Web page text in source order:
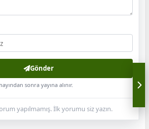
Gönder
sonra yayına alınır.
yapılmamış. İlk yorumu siz yazın.